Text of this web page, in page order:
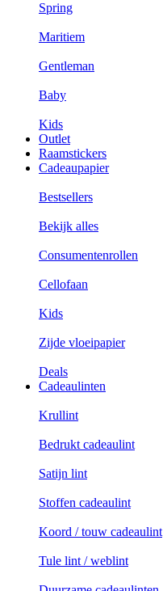
Spring
Maritiem
Gentleman
Baby
Kids
Outlet
Raamstickers
Cadeaupapier
Bestsellers
Bekijk alles
Consumentenrollen
Cellofaan
Kids
Zijde vloeipapier
Deals
Cadeaulinten
Krullint
Bedrukt cadeaulint
Satijn lint
Stoffen cadeaulint
Koord / touw cadeaulint
Tule lint / weblint